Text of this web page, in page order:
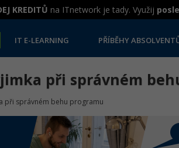
KREDITŮ na ITnetwork je tady. Využij
IT E-LEARNING PŘÍBĚHY
při správném
při správném behu programu